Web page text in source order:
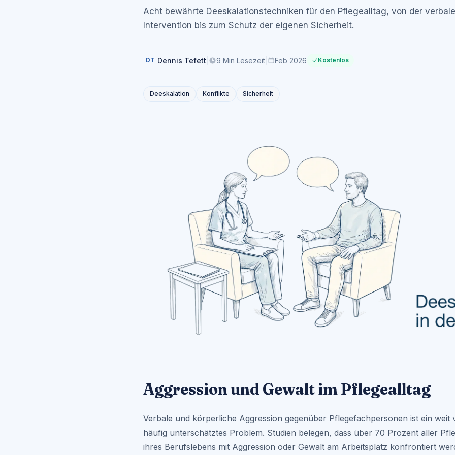
Acht bewährte Deeskalationstechniken für den Pflegealltag, von der
Intervention bis zum Schutz der eigenen Sicherheit.
DT Dennis Tefett 9 Min Lesezeit Feb 2026 Kostenlos
Deeskalation Konflikte Sicherheit
Aggression und Gewalt im Pflegealltag
Verbale und körperliche Aggression gegenüber Pflegefachpersonen ist ein weit
häufig unterschätztes Problem. Studien belegen, dass über 70 Prozent aller
ihres Berufslebens mit Aggression oder Gewalt am Arbeitsplatz konfrontiert